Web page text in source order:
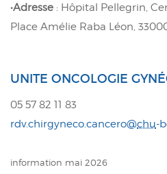
•Adresse : Hôpital Pellegrin,
Place Amélie Raba Léon,
UNITE ONCOLOGIE
05 57 82 11 83
rdv.chirgyneco.cancero@chu-
information mai 2026